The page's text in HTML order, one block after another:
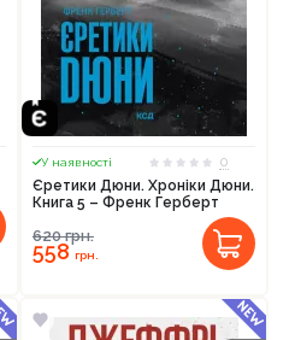
У наявності
0
Єретики Дюни. Хроніки Дюни.
Книга 5 – Френк Герберт
620грн.
558грн.
покупки